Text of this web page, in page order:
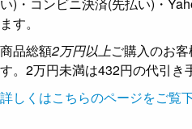
い)・コンビニ決済(先払い)・
ます。
商品総額2万円以上ご購入のお
す。2万円未満は432円の代引き
詳しくはこちらのページをご覧下